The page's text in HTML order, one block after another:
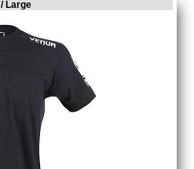
Large